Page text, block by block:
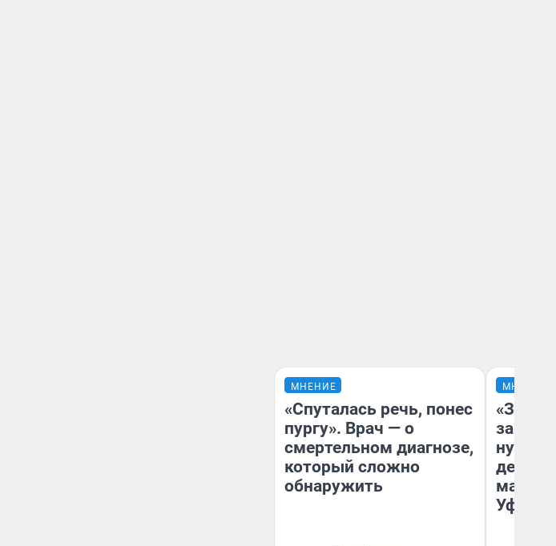
МНЕНИЕ
«Спуталась речь, понес
пургу». Врач — о
смертельном диагнозе,
который сложно
обнаружить
МНЕНИЕ
дела с
Уфа